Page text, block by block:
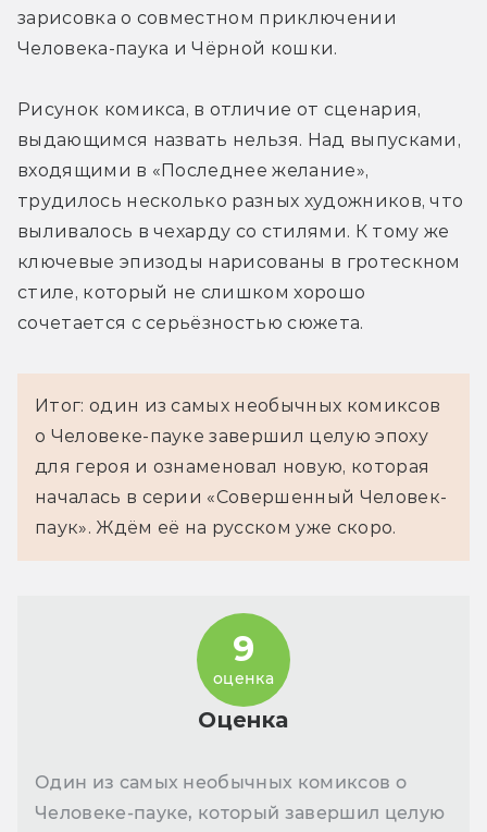
зарисовка о совместном приключении
Человека-паука и Чёрной кошки.
Рисунок комикса, в отличие от сценария,
выдающимся назвать нельзя. Над выпусками,
входящими в «Последнее желание»,
трудилось несколько разных художников, что
выливалось в чехарду со стилями. К тому же
ключевые эпизоды нарисованы в гротескном
стиле, который не слишком хорошо
сочетается с серьёзностью сюжета.
Итог: один из самых необычных комиксов
о Человеке-пауке завершил целую эпоху
для героя и ознаменовал новую, которая
началась в серии «Совершенный Человек-
паук». Ждём её на русском уже скоро.
Оценка
9
оценка
Один из самых необычных комиксов о
Человеке-пауке, который завершил целую